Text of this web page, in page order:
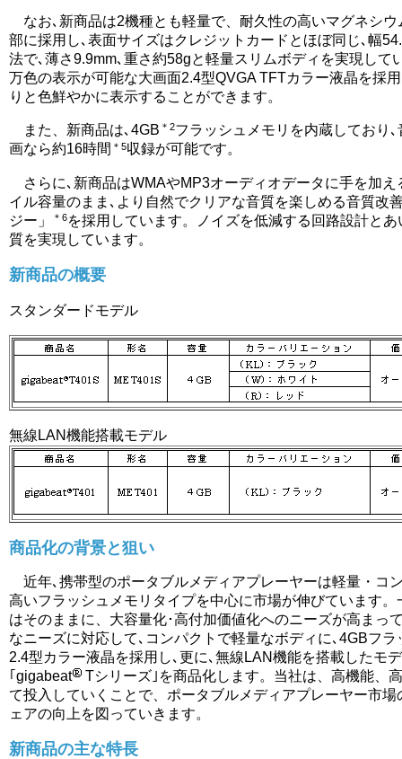
なお､新商品は2機種とも軽量で、耐久性の高いマグネシウ
部に採用し､表面サイズはクレジットカードとほぼ同じ､幅
法で､薄さ9.9mm､重さ約58gと軽量スリムボディを実現して
万色の表示が可能な大画面2.4型QVGA TFTカラー液晶を採
りと色鮮やかに表示することができます。
また、新商品は､4GB ＊2フラッシュメモリを内蔵しており
画なら約16時間 ＊5収録が可能です。
さらに､新商品はWMAやMP3オーディオデータに手を加え
イル容量のまま､より自然でクリアな音質を楽しめる音質改
ジー」
＊6を採用しています。ノイズを低減する回路設計と
質を実現しています。
新商品の概要
スタンダードモデル
無線LAN機能搭載モデル
商品化の背景と狙い
近年､携帯型のポータブルメディアプレーヤーは軽量・コ
高いフラッシュメモリタイプを中心に市場が伸びています。
はそのままに、大容量化･高付加価値化へのニーズが高まっ
なニーズに対応して､コンパクトで軽量なボディに､4GBフ
2.4型カラー液晶を採用し､更に､無線LAN機能を搭載したモ
｢gigabeat
Tシリーズ｣を商品化します。当社は、高機能、
て投入していくことで、ポータブルメディアプレーヤー市
ェアの向上を図っていきます。
新商品の主な特長